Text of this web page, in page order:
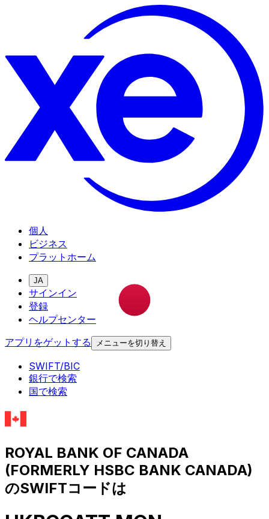
個人
ビジネス
プラットホーム
JA
サインイン
登録
ヘルプセンター
アプリをゲットする
メニューを切り替え
SWIFT/BIC
銀行で検索
国で検索
ROYAL BANK OF CANADA
(FORMERLY HSBC BANK CANADA)
のSWIFTコードは